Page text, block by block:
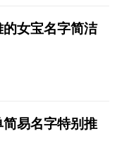
女宝名字简洁
易名字特别推